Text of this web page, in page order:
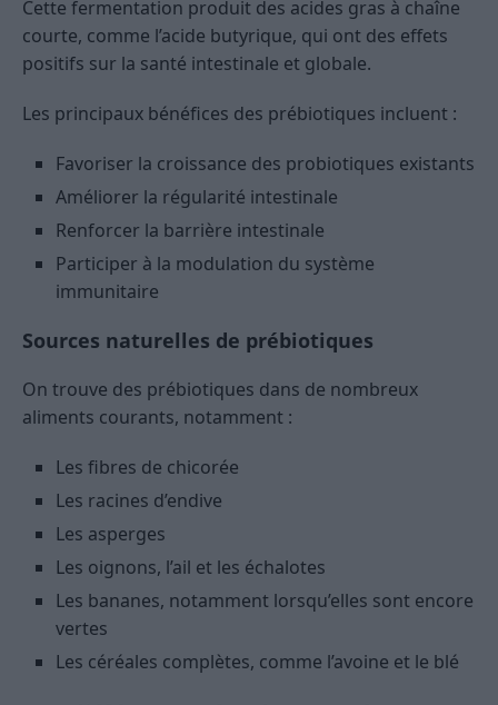
Cette fermentation produit des acides gras à chaîne
courte, comme l’acide butyrique, qui ont des effets
positifs sur la santé intestinale et globale.
Les principaux bénéfices des prébiotiques incluent :
Favoriser la croissance des probiotiques existants
Améliorer la régularité intestinale
Renforcer la barrière intestinale
Participer à la modulation du système
immunitaire
Sources naturelles de prébiotiques
On trouve des prébiotiques dans de nombreux
aliments courants, notamment :
Les fibres de chicorée
Les racines d’endive
Les asperges
Les oignons, l’ail et les échalotes
Les bananes, notamment lorsqu’elles sont encore
vertes
Les céréales complètes, comme l’avoine et le blé